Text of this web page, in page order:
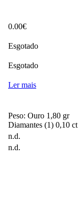
0.00€
Esgotado
Esgotado
Ler mais
Peso: Ouro 1,80 gr
Diamantes (1) 0,10 ct
n.d.
n.d.